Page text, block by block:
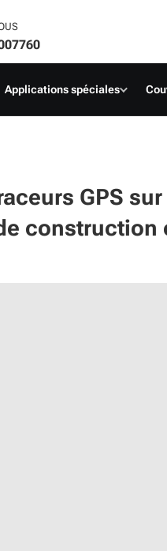
Applications spéciales
GPS
construction